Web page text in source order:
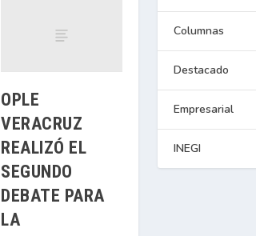
OPLE
VERACRUZ
REALIZÓ EL
SEGUNDO
DEBATE PARA
LA
Columnas
Destacado
Empresarial
INEGI